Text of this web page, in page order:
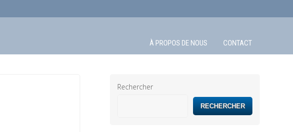
À PROPOS DE NOUS CONTACT
Rechercher
RECHERCHER